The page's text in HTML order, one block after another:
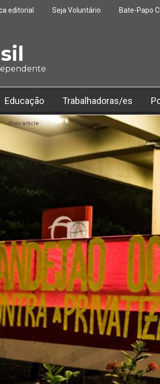
editorial Seja Voluntário Bate-Papo
Educação Trabalhadoras/es
Prev article